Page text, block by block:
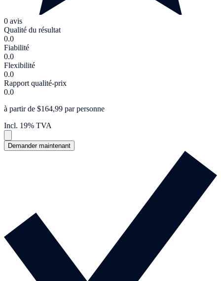
0 avis
Qualité du résultat
0.0
Fiabilité
0.0
Flexibilité
0.0
Rapport qualité-prix
0.0
à partir de $164,99 par personne
Incl. 19% TVA
Demander maintenant